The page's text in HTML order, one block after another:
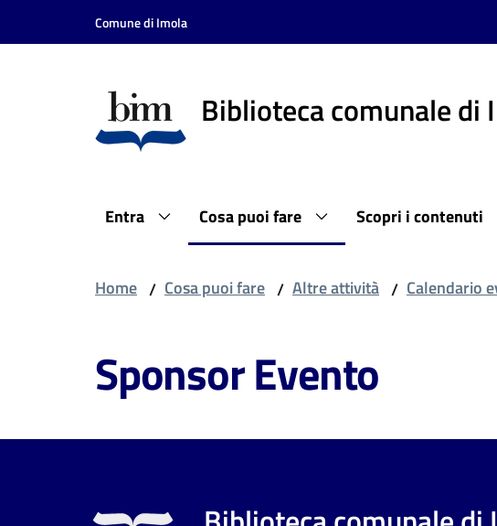
Vai al contenuto
Vai alla navigazione
Comune di Imola
Biblioteca comunale di
Entra Cosa puoi fare Scopri i contenuti
Home / Cosa puoi fare / Altre attività / Calendario
Sponsor Evento